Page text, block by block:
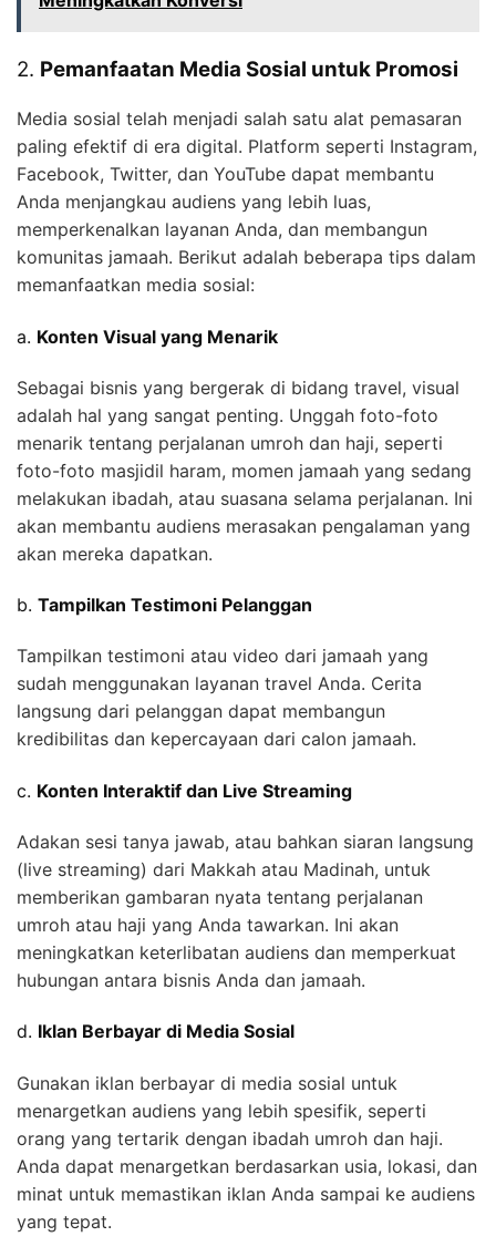
2. Pemanfaatan Media Sosial untuk Promosi
Media sosial telah menjadi salah satu alat pemasaran
paling efektif di era digital. Platform seperti Instagram,
Facebook, Twitter, dan YouTube dapat membantu
Anda menjangkau audiens yang lebih luas,
memperkenalkan layanan Anda, dan membangun
komunitas jamaah. Berikut adalah beberapa tips dalam
memanfaatkan media sosial:
a. Konten Visual yang Menarik
Sebagai bisnis yang bergerak di bidang travel, visual
adalah hal yang sangat penting. Unggah foto-foto
menarik tentang perjalanan umroh dan haji, seperti
foto-foto masjidil haram, momen jamaah yang sedang
melakukan ibadah, atau suasana selama perjalanan. Ini
akan membantu audiens merasakan pengalaman yang
akan mereka dapatkan.
b. Tampilkan Testimoni Pelanggan
Tampilkan testimoni atau video dari jamaah yang
sudah menggunakan layanan travel Anda. Cerita
langsung dari pelanggan dapat membangun
kredibilitas dan kepercayaan dari calon jamaah.
c. Konten Interaktif dan Live Streaming
Adakan sesi tanya jawab, atau bahkan siaran langsung
(live streaming) dari Makkah atau Madinah, untuk
memberikan gambaran nyata tentang perjalanan
umroh atau haji yang Anda tawarkan. Ini akan
meningkatkan keterlibatan audiens dan memperkuat
hubungan antara bisnis Anda dan jamaah.
d. Iklan Berbayar di Media Sosial
Gunakan iklan berbayar di media sosial untuk
menargetkan audiens yang lebih spesifik, seperti
orang yang tertarik dengan ibadah umroh dan haji.
Anda dapat menargetkan berdasarkan usia, lokasi, dan
minat untuk memastikan iklan Anda sampai ke audiens
yang tepat.